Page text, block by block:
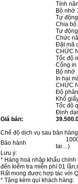
Tính
Bộ nhớ
Tự
Chia bộ
Tự
Chức
Đặt mã
CHỨC
Tốc độ
Cổng in
Bộ nhớ
In hai
CHỨC
Độ
Khổ
Tốc độ
Định
Giá bán:
Chế độ dịch vụ sau bán
Bảo hành
tai…)
Lưu ý:
* Hàng hoá nhập khẩu
đến kiểm tra miễn phí 01
Rất mong được hợp tác với
* Tặng kèm quí khách hàng: